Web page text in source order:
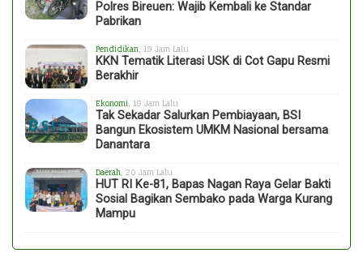
Polres Bireuen: Wajib Kembali ke Standar
Pabrikan
Pendidikan , 19 Jam Lalu
KKN Tematik Literasi USK di Cot Gapu Resmi
Berakhir
Ekonomi , 19 Jam Lalu
Tak Sekadar Salurkan Pembiayaan, BSI
Bangun Ekosistem UMKM Nasional bersama
Danantara
Daerah , 20 Jam Lalu
HUT RI Ke-81, Bapas Nagan Raya Gelar Bakti
Sosial Bagikan Sembako pada Warga Kurang
Mampu